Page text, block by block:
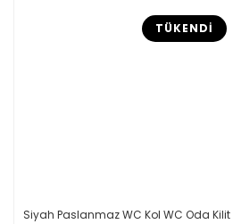
TÜKENDİ
Siyah Paslanmaz WC Kol WC Oda Kilit